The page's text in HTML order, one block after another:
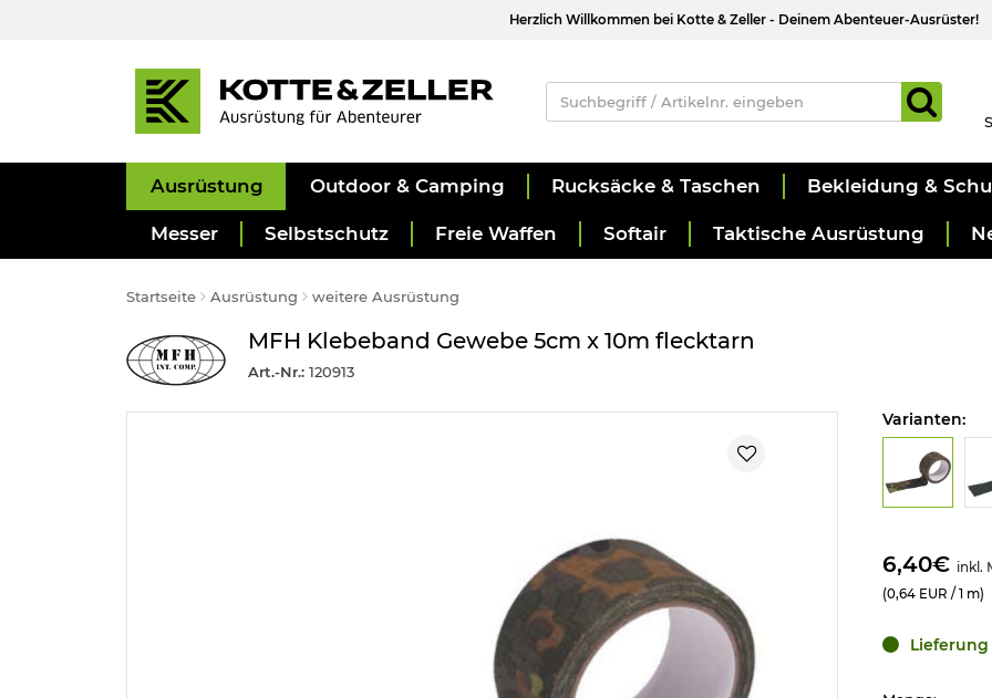
Herzlich Willkommen bei Kotte & Zeller - Deinem Abenteuer-Ausrüster!
Ausrüstung Outdoor & Camping Rucksäcke & Taschen Bekleidung &
Messer Selbstschutz Freie Waffen Softair Taktische Ausrüstung
Startseite Ausrüstung weitere Ausrüstung
MFH Klebeband Gewebe 5cm x 10m flecktarn
Art.-Nr.: 120913
Varianten:
6,40€ inkl.
(0,64 EUR / 1 m)
Lieferung